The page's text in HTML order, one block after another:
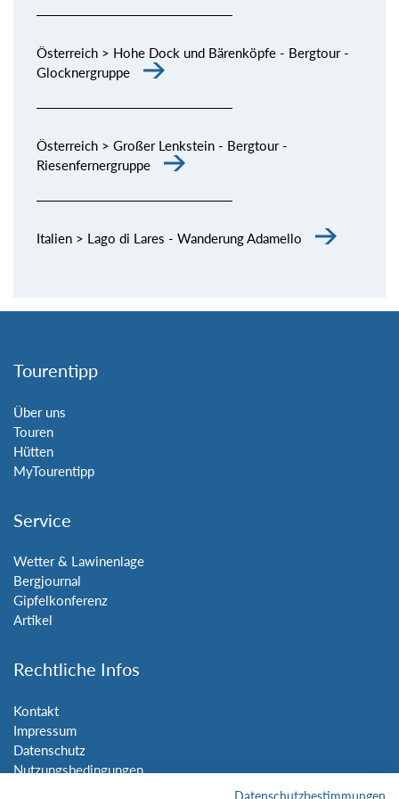
Österreich > Hohe Dock und Bärenköpfe - Bergtour -
Glocknergruppe
Österreich > Großer Lenkstein - Bergtour -
Riesenfernergruppe
Italien > Lago di Lares - Wanderung Adamello
Tourentipp
Über uns
Touren
Hütten
MyTourentipp
Service
Wetter & Lawinenlage
Bergjournal
Gipfelkonferenz
Artikel
Rechtliche Infos
Kontakt
Impressum
Datenschutz
Nutzungsbedingungen
Datenschutzbestimmungen